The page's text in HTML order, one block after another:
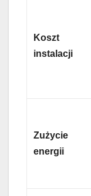
Koszt
instalacji
Zużycie
energii